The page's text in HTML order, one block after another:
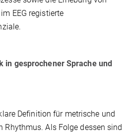
EEG registierte
in gesprochener Sprache und
Definition für metrische und
Rhythmus. Als Folge dessen sind